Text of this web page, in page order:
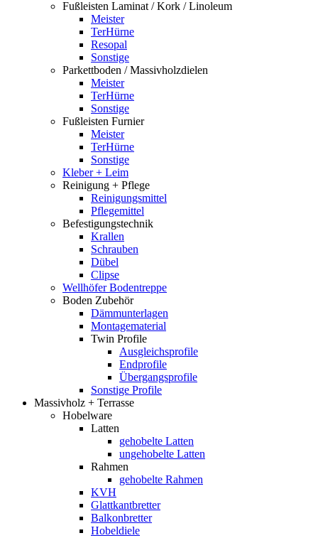
Fußleisten Laminat / Kork / Linoleum
Meister
TerHürne
Resopal
Sonstige
Parkettboden / Massivholzdielen
Meister
TerHürne
Sonstige
Fußleisten Furnier
Meister
TerHürne
Sonstige
Kleber + Leim
Reinigung + Pflege
Reinigungsmittel
Pflegemittel
Befestigungstechnik
Krallen
Schrauben
Dübel
Clipse
Wellhöfer Bodentreppe
Boden Zubehör
Dämmunterlagen
Montagematerial
Twin Profile
Ausgleichsprofile
Endprofile
Übergangsprofile
Sonstige Profile
Massivholz + Terrasse
Hobelware
Latten
gehobelte Latten
ungehobelte Latten
Rahmen
gehobelte Rahmen
KVH
Glattkantbretter
Balkonbretter
Hobeldiele